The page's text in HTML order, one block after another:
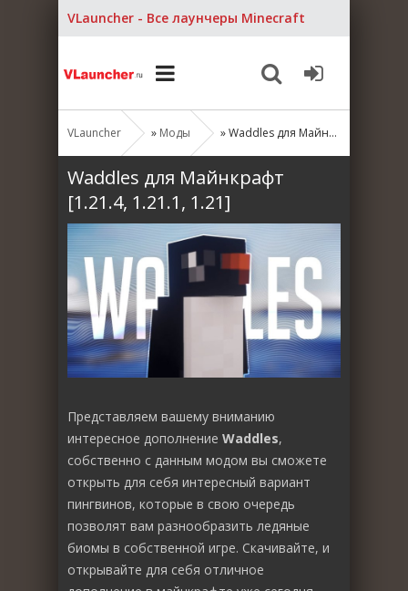
VLauncher - Все лаунчеры Minecraft
VLauncher » Моды » Waddles для Майнкрафт [1.21.4, 1.21.1, 1.21]
Waddles для Майнкрафт
[1.21.4, 1.21.1, 1.21]
Представляем вашему вниманию
интересное дополнение Waddles,
собственно с данным модом вы сможете
открыть для себя интересный вариант
пингвинов, которые в свою очередь
позволят вам разнообразить ледяные
биомы в собственной игре. Скачивайте, и
открывайте для себя отличное